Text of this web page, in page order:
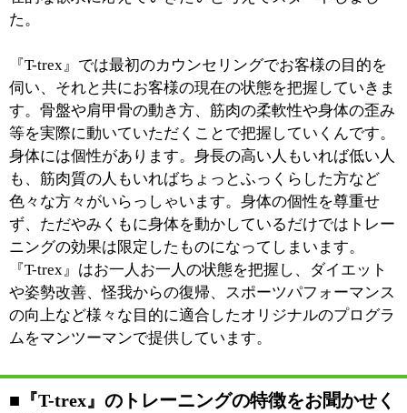
が多いようです。身体に合った運動が血行促進と新陳代
■キッズプログラムについてお聞かせくださ
い。
20代から40代、50代の方を中心に幅広い世代の方にご利
用いただいていますが、『T-trex』ではお子さんの運動
ブログラムにも力を注いでいます。
最近では子供の肥満化傾向が危惧されていますし、生活
環境の影響で日常的に運動をしないお子さんも増えてき
ています。私どものキッズプログラムを通じ、そうした
子ども達にカラダを動かす楽しさ、喜びを知っていただ
ければ嬉しく思いますね。
『T-trex』では肥満や運動不足の解消といった目的か
ら、将来トップアスリートを目指すお子さんへの段階的
なトレーニングなど様々なプログラムをご用意していま
す。
また、1人ではなく、お友達と一緒に5、6人という単位
で外で運動をする取り組みもおこなっていますので、ど
■最後に地域の皆様へメッセージをお願い致し